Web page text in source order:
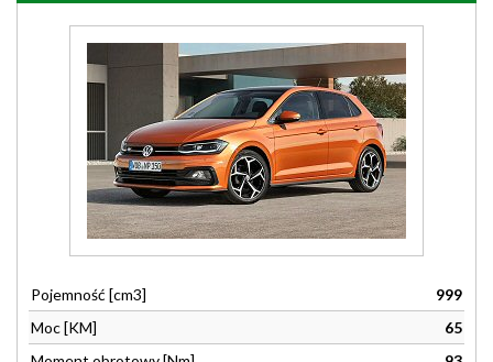
Pojemność [cm3]
999
Moc [KM]
65